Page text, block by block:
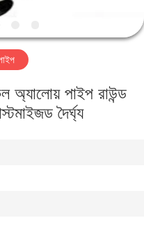
অ্যালোয় পাইপ রাউন্ড
দৈর্ঘ্য